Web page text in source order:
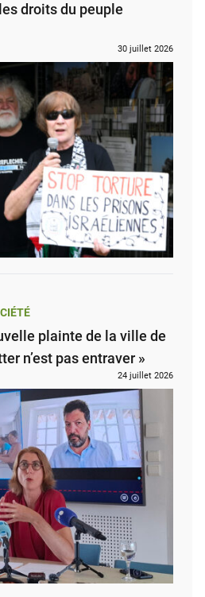
droits du peuple
30 juillet 2026
plainte de la ville de
n’est pas entraver »
24 juillet 2026